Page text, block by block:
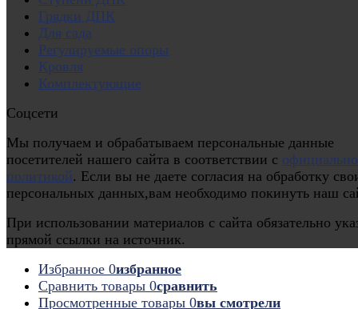
Грядки ДПК
Для сада
Регулируемые опоры
Кровля
Комплектующие
Соцсети
Мы получаем и обрабатываем персональные данные
посетителей нашего сайта в соответствии с
политикой. Если вы не даете согласия на обработку
персональных данных,вам необходимо покинуть наш
При использовании материалов с сайта обязательно
прямой ссылки на источник.
Избранное 0избранное
Сравнить товары 0сравнить
Просмотренные товары 0вы смотрели